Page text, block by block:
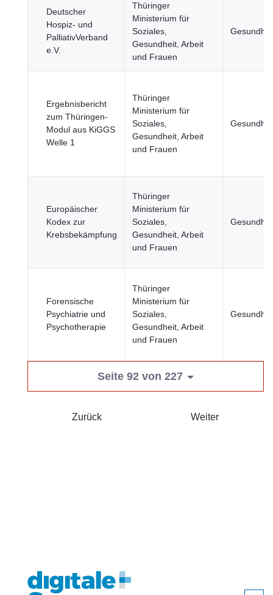
Deutscher
Hospiz- und
PalliativVerband
e.V.
Thüringer
Ministerium für
Soziales,
Gesundheit, Arbeit
und Frauen
Ergebnisbericht
zum Thüringen-
Modul aus KiGGS
Welle 1
Thüringer
Ministerium für
Soziales,
Gesundheit, Arbeit
und Frauen
Europäischer
Kodex zur
Krebsbekämpfung
Thüringer
Ministerium für
Soziales,
Gesundheit, Arbeit
und Frauen
Forensische
Psychiatrie und
Psychotherapie
Thüringer
Ministerium für
Soziales,
Gesundheit, Arbeit
und Frauen
Seite 92 von 227
Zurück Weiter